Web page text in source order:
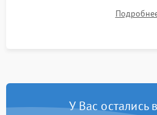
корректности слива,
посторонних стуков и
У Вас остались